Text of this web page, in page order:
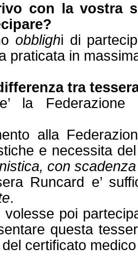
con la vostra
obblighi di
praticata in
tra
la Federazione
alla
e necessita
con
Runcard e’
.
volesse poi
questa
certificato